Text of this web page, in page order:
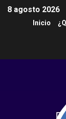
8 agosto 2026
Inicio